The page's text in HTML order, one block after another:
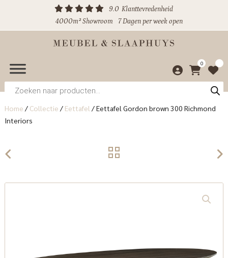
9.0 Klanttevredenheid
4000m² Showroom
7 Dagen per week open
0
Producten
zoeken
Home / Collectie / Eettafel /Eettafel Gordon brown 300 Richmond
Interiors